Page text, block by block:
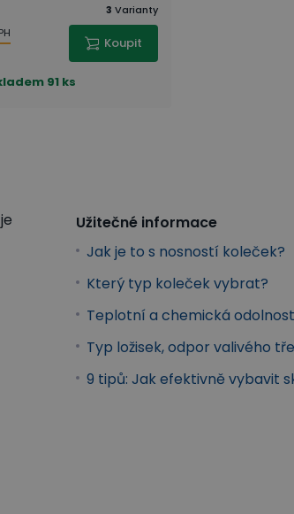
3 Varianty
Koupit
91 ks
Užitečné informace
Jak je to s nosností koleček?
Který typ koleček vybrat?
Teplotní a chemická
Typ ložisek, odpor valivého
9 tipů: Jak efektivně vybavit